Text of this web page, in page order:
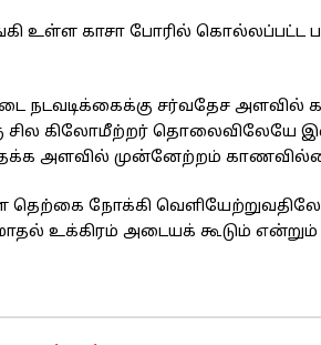
உள்ள காசா போரில்
நடவடிக்கைக்கு சர்வதேச அளவில்
சில கிலோமீற்றர்
அளவில் முன்னேற்றம்
தெற்கை நோக்கி
உக்கிரம் அடையக் கூடும்